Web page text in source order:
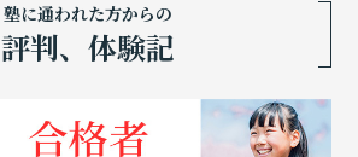
塾に通われた方からの
評判、体験記